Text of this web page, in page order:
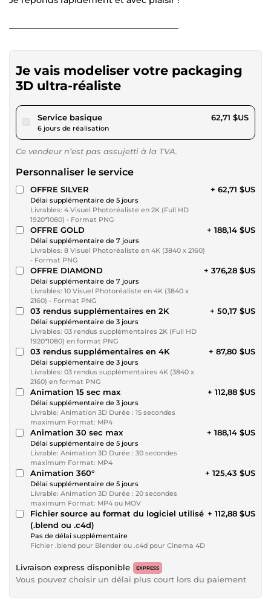
Je vais modeliser votre packaging
3D ultra-réaliste
Service basiquepour 57,80 $US
6 jours de réalisation
62,71 $US
Ce vendeur n’est pas assujetti à la TVA.
Personnaliser le service
OFFRE SILVER
Délai supplémentaire de 5 jours
Livrables: 4 Visuel Photoréaliste en 2K (Full HD
1920*1080) - Format PNG
+ 62,71 $US
OFFRE GOLD
Délai supplémentaire de 7 jours
Livrables: 8 Visuel Photoréaliste en 4K (3840 x 2160)
- Format PNG
+ 188,14 $US
OFFRE DIAMOND
Délai supplémentaire de 7 jours
Livrables: 10 Visuel Photoréaliste en 4K (3840 x
2160) - Format PNG
+ 376,28 $US
03 rendus supplémentaires en 2K
Délai supplémentaire de 3 jours
Livrables: 03 rendus supplémentaires 2K (Full HD
1920*1080) en format PNG
+ 50,17 $US
03 rendus supplémentaires en 4K
Délai supplémentaire de 3 jours
Livrables: 03 rendus supplémentaires 4K (3840 x
2160) en format PNG
+ 87,80 $US
Animation 15 sec max
Délai supplémentaire de 3 jours
Livrable: Animation 3D Durée : 15 secondes
maximum Format: MP4
+ 112,88 $US
Animation 30 sec max
Délai supplémentaire de 5 jours
Livrable: Animation 3D Durée : 30 secondes
maximum Format: MP4
+ 188,14 $US
Animation 360°
Délai supplémentaire de 5 jours
Livrable: Animation 3D Durée : 20 secondes
maximum Format: MP4 ou MOV
+ 125,43 $US
Fichier source au format du logiciel utilisé
(.blend ou .c4d)
Pas de délai supplémentaire
Fichier .blend pour Blender ou .c4d pour Cinema 4D
+ 112,88 $US
Livraison express disponible EXPRESS
Vous pouvez choisir un délai plus court lors du paiement